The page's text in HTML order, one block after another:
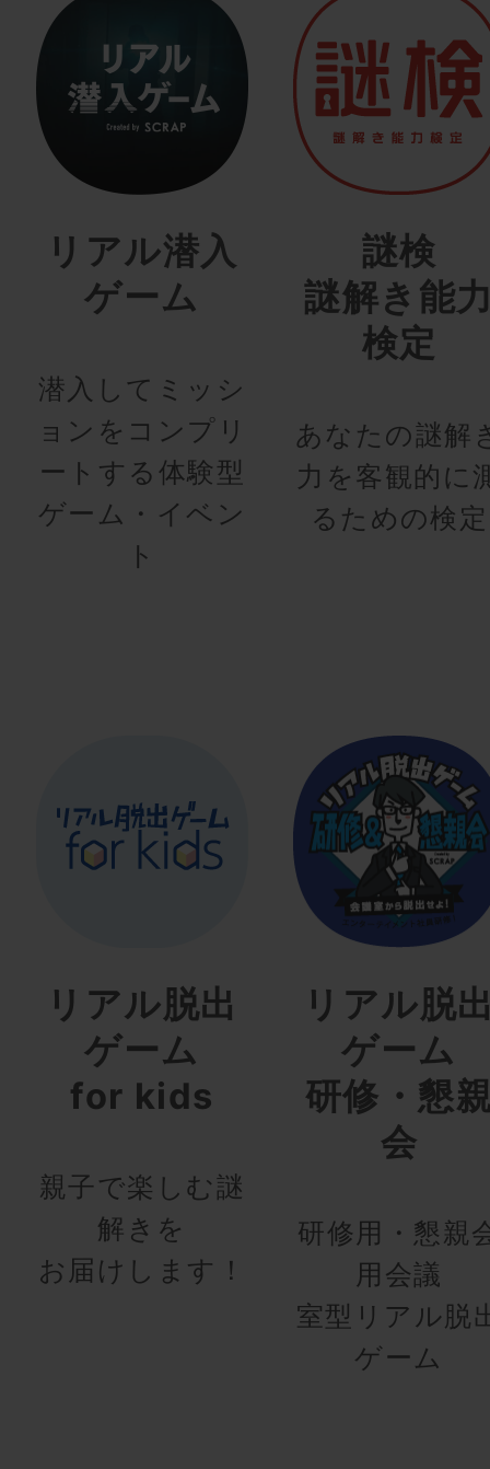
リアル潜入
ゲーム
潜入してミッシ
ョンをコンプリ
ートする体験型
ゲーム・イベン
ト
謎検
謎解き能
検定
あなたの謎解
力を客観的に
るための検定
リアル脱出
ゲーム
for kids
親子で楽しむ謎
解きを
お届けします！
リアル脱
ゲーム
研修・懇
会
研修用・懇親
用会議
室型リアル脱
ゲーム